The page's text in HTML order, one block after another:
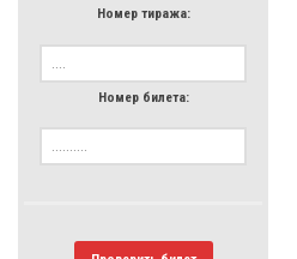
Номер тиража:
Номер билета: